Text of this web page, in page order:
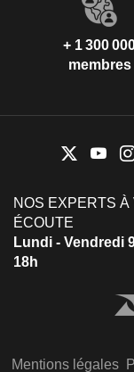
+ 1 300
membres
NOS EXPERTS À
ÉCOUTE
Lundi - Vendredi
18h
Mentions légales